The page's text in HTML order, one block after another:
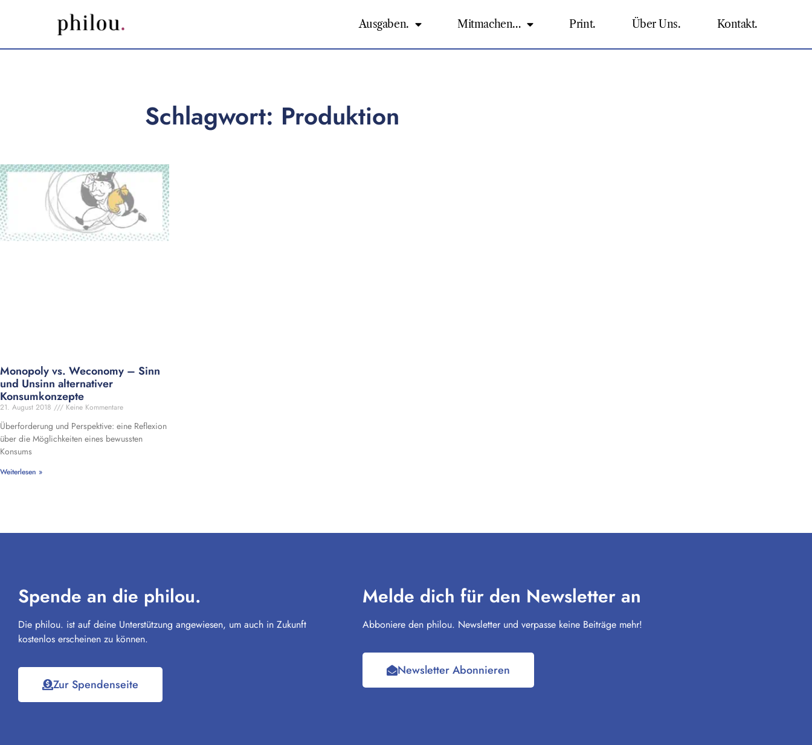
Ausgaben. Mitmachen… Print. Über Uns. Kontakt.
Schlagwort: Produktion
Monopoly vs. Weconomy – Sinn
und Unsinn alternativer
Konsumkonzepte
21. August 2018 Keine Kommentare
Überforderung und Perspektive: eine Reflexion
über die Möglichkeiten eines bewussten
Konsums
Weiterlesen »
Spende an die philou.
Die philou. ist auf deine Unterstützung angewiesen, um auch in Zukunft
kostenlos erscheinen zu können.
Zur Spendenseite
Melde dich für den Newsletter an
Abboniere den philou. Newsletter und verpasse keine Beiträge mehr!
Newsletter Abonnieren